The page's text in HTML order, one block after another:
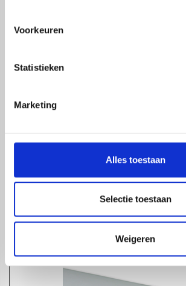
Voorkeuren
Statistieken
Marketing
Alles toestaan
Selectie toestaan
Weigeren
ZIJPROFIEL ALUMINIUM | MET KLIKLIJST | 3,5M
1-4 dagen levertijd